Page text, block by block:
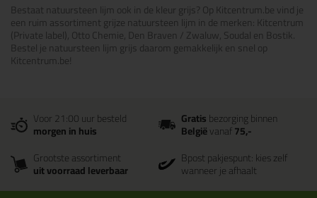
Bestaat natuursteen lijm ook in de kleur grijs? Op Kitcentrum.be vind je
een ruim assortiment grijze natuursteen lijm in de merken: Kitcentrum
(Private label), Otto Chemie, Den Braven / Zwaluw, Soudal en Bostik.
Bestel je natuursteen lijm grijs daarom gemakkelijk en snel op
Kitcentrum.be!
Voor 21:00 uur besteld
morgen in huis
Gratisbezorging binnen
Belgiëvanaf75,-
Grootste assortiment
uit voorraad leverbaar
Bpost pakjespunt: kies zelf
wanneer je afhaalt